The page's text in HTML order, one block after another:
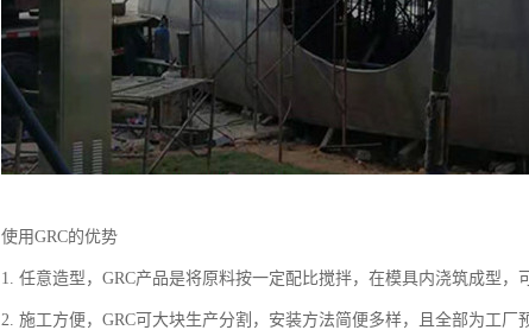
使用GRC的优势
1. 任意造型，GRC产品是将原料按一定配比搅拌，在模具内浇筑成型
2. 施工方便，GRC可大块生产分割，安装方法简便多样，且全部为工